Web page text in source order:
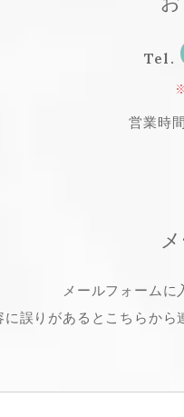
Tel.
営業時
メールフォームに
に誤りがあるとこちらから